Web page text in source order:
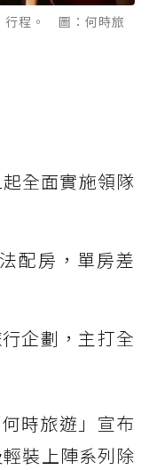
行程。 圖：何時旅
全面實施領隊
配房，單房差
企劃，主打全
時旅遊」宣布
裝上陣系列除